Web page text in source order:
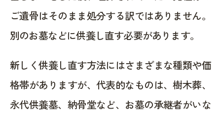
ご遺骨はそのまま処分する訳ではありません。
別のお墓などに供養し直す必要があります。
新しく供養し直す方法にはさまざまな種類や価
格帯がありますが、代表的なものは、樹木葬、
永代供養墓、納骨堂など、お墓の承継者がいな